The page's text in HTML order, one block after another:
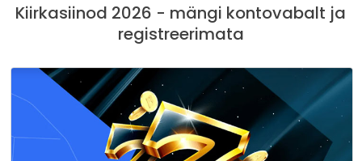
Kiirkasiinod 2026 - mängi kontovabalt ja
registreerimata